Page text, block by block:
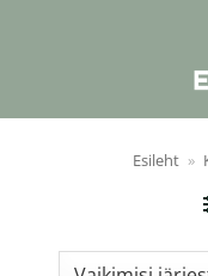
Esileht »